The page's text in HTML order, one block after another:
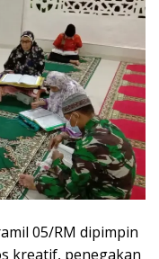
05/RM dipimpin
kreatif, penegakan